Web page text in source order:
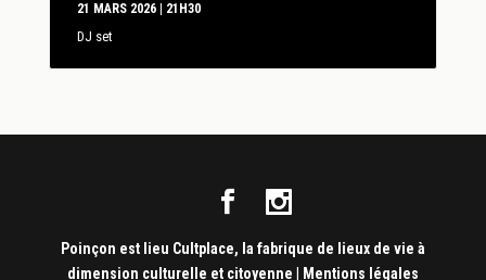
21 MARS 2026 | 21H30
DJ set
Poinçon est lieu Cultplace, la fabrique de lieux de vie à
dimension culturelle et citoyenne
Mentions légales